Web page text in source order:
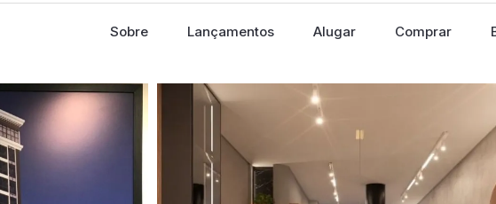
Sobre Lançamentos Alugar Comprar